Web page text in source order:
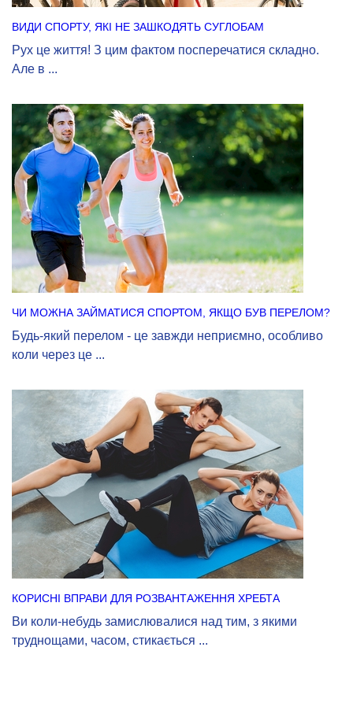
ВИДИ СПОРТУ, ЯКІ НЕ ЗАШКОДЯТЬ СУГЛОБАМ
Рух це життя! З цим фактом посперечатися складно.
Але в ...
ЧИ МОЖНА ЗАЙМАТИСЯ СПОРТОМ, ЯКЩО БУВ ПЕРЕЛОМ?
Будь-який перелом - це завжди неприємно, особливо
коли через це ...
КОРИСНІ ВПРАВИ ДЛЯ РОЗВАНТАЖЕННЯ ХРЕБТА
Ви коли-небудь замислювалися над тим, з якими
труднощами, часом, стикається ...